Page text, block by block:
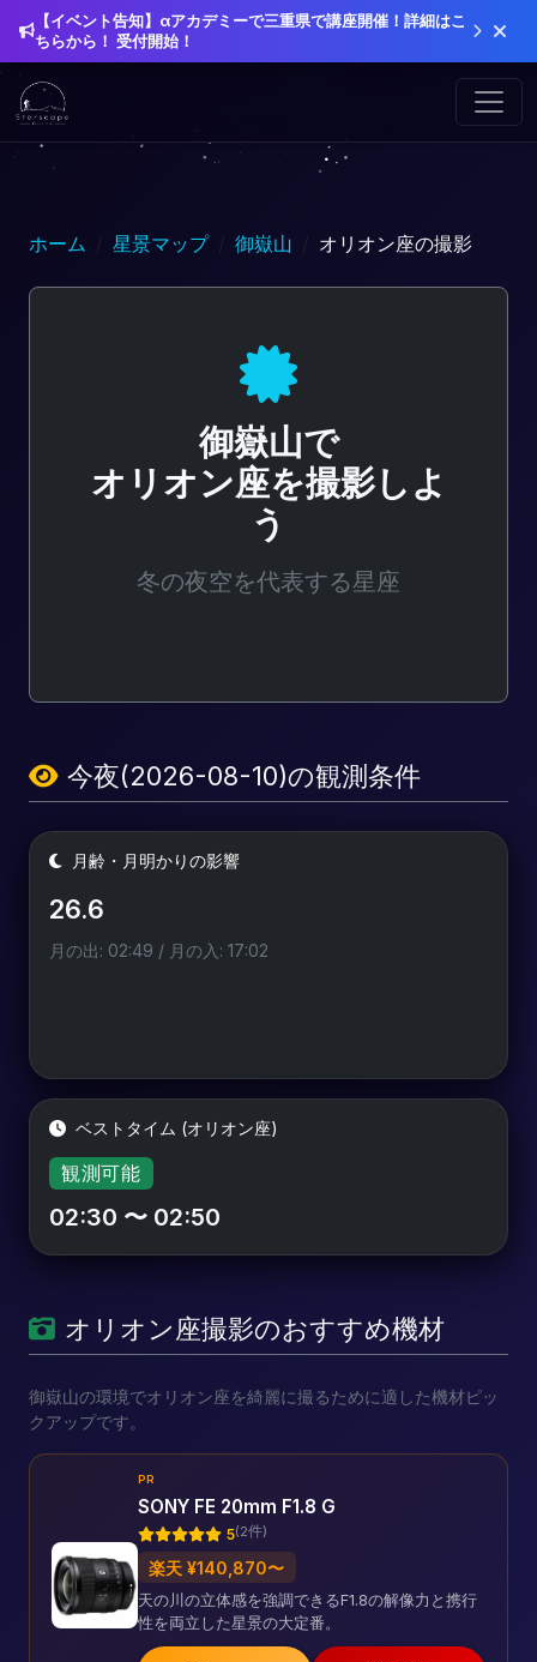
【イベント告知】αアカデミーで三重県で講座開催！詳細はこ
ちらから！ 受付開始！
ホーム 星景マップ 御嶽山 オリオン座の撮影
御嶽山で
オリオン座を撮影しよ
う
冬の夜空を代表する星座
今夜(2026-08-10)の観測条件
月齢・月明かりの影響
26.6
月の出: 02:49 / 月の入: 17:02
ベストタイム (オリオン座)
観測可能
02:30 〜 02:50
オリオン座撮影のおすすめ機材
御嶽山の環境でオリオン座を綺麗に撮るために適した機材ピッ
クアップです。
PR
SONY FE 20mm F1.8 G
5(2件)
楽天 ¥140,870〜
天の川の立体感を強調できるF1.8の解像力と携行
性を両立した星景の大定番。